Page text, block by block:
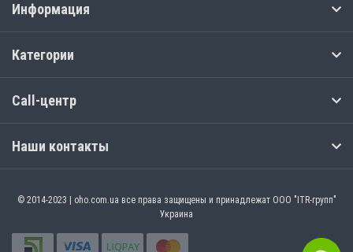
Информация
Категории
Call-центр
Наши контакты
© 2014-2023 | oho.com.ua все права защищены и принадлежат ООО "ITR-групп"
Украина